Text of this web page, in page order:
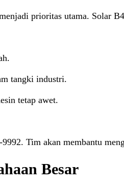
prioritas utama. Solar
tangki industri.
tetap awet.
Tim akan membantu
Besar